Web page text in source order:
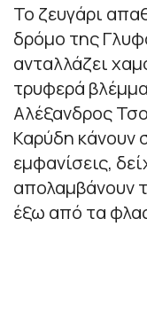
Το ζευγάρι
δρόμο της
ανταλλάζει
τρυφερά
Αλέξανδρος
Καρύδη κάνουν
εμφανίσεις,
απολαμβάνουν
έξω από τα